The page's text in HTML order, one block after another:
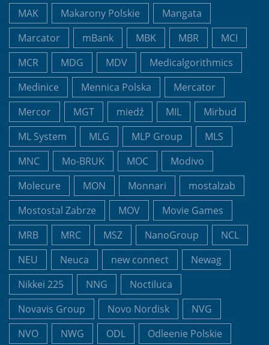
MAK Makarony Polskie
Mangata
Marcator
mBank MBK MBR
MCI
MCR
MDG MDV
Medicalgorithmics
Medinice
Mennica Polska
Mercator
Mercor
MGT miedź MIL
Mirbud
ML System
MLG MLP Group
MLS
MNC
Mo-BRUK MOC
Modivo
Molecure
MON Monnari
mostalzab
Mostostal Zabrze
MOV
Movie Games
MRB
MRC MSZ NanoGroup
NCL
NEU
Neuca new connect
Newag
Nikkei 225
NNG
Noctiluca
Novavis Group
Novo Nordisk
NVG
NVO
NWG ODL
Odleenie Polskie